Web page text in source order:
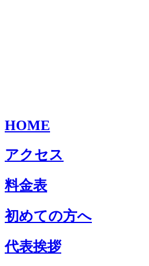
HOME
アクセス
料金表
初めての方へ
代表挨拶